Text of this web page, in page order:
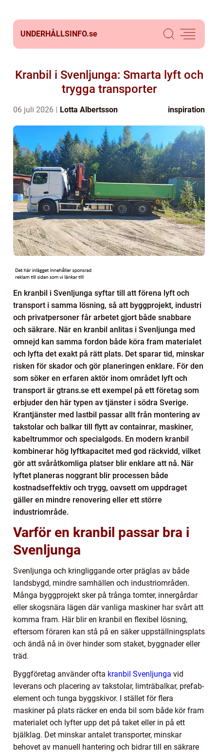
UNDERHÅLLSINFO.se
Kranbil i Svenljunga: Smarta lyft och
trygga transporter
06 juli 2026 Lotta Albertsson inspiration
En kranbil i Svenljunga syftar till att förena lyft och
transport i samma lösning, så att byggprojekt, industri
och privatpersoner får arbetet gjort både snabbare
och säkrare. När en kranbil anlitas i Svenljunga med
omnejd kan samma fordon både köra fram materialet
och lyfta det exakt på rätt plats. Det sparar tid, minskar
risken för skador och gör planeringen enklare. För den
som söker en erfaren aktör inom området lyft och
transport är gtrans.se ett exempel på ett företag som
erbjuder den här typen av tjänster i södra Sverige.
Krantjänster med lastbil passar allt från montering av
takstolar och balkar till flytt av containrar, maskiner,
kabeltrummor och specialgods. En modern kranbil
kombinerar hög lyftkapacitet med god räckvidd, vilket
gör att svåråtkomliga platser blir enklare att nå. När
lyftet planeras noggrant blir processen både
kostnadseffektiv och trygg, oavsett om uppdraget
gäller en mindre renovering eller ett större
industriområde.
Varför en kranbil passar bra i
Svenljunga
Svenljunga och kringliggande orter präglas av både
landsbygd, mindre samhällen och industriområden.
Många byggprojekt sker på trånga tomter, innergårdar
eller skogsnära lägen där vanliga maskiner har svårt att
komma fram. Här blir en kranbil en flexibel lösning,
eftersom föraren kan stå på en säker uppställningsplats
och ändå nå in över hinder som staket, byggnader eller
träd.
Byggföretag använder ofta kranbil Svenljunga vid
leverans och placering av takstolar, limträbalkar, prefab-
element och tunga byggskivor. I stället för flera
maskiner på plats räcker en enda bil som både kör fram
materialet och lyfter upp det på taket eller in på ett
bjälklag. Det minskar antalet transporter, minskar
behovet av manuell hantering och bidrar till en säkrare